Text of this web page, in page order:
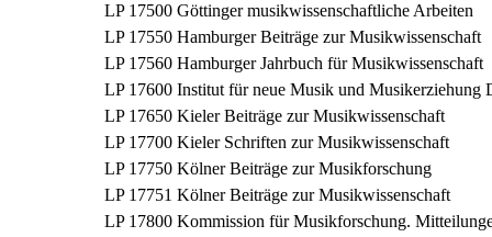
LP 17500 Göttinger musikwissenschaftliche Arbeiten
LP 17550 Hamburger Beiträge zur Musikwissenschaft
LP 17560 Hamburger Jahrbuch für Musikwissenschaft
LP 17600 Institut für neue Musik und Musikerziehung
LP 17650 Kieler Beiträge zur Musikwissenschaft
LP 17700 Kieler Schriften zur Musikwissenschaft
LP 17750 Kölner Beiträge zur Musikforschung
LP 17751 Kölner Beiträge zur Musikwissenschaft
LP 17800 Kommission für Musikforschung.